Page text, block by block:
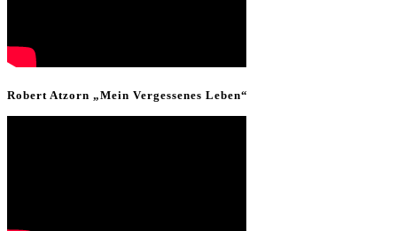
Robert Atzorn „Mein Vergessenes Leben“